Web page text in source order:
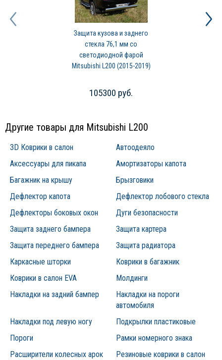
Защита кузова и заднего
стекла 76,1 мм со
светодиодной фарой
Mitsubishi L200 (2015-2019)
105300 руб.
Другие товары для Mitsubishi L200
3D Коврики в салон
Автоодеяло
Аксессуары для пикапа
Амортизаторы капота
Багажник на крышу
Брызговики
Дефлектор капота
Дефлектор лобового стекла
Дефлекторы боковых окон
Дуги безопасности
Защита заднего бампера
Защита картера
Защита переднего бампера
Защита радиатора
Каркасные шторки
Коврики в багажник
Коврики в салон EVA
Молдинги
Накладки на задний бампер
Накладки на пороги
автомобиля
Накладки под левую ногу
Подкрылки пластиковые
Пороги
Рамки номерного знака
Расширители колесных арок
Резиновые коврики в салон